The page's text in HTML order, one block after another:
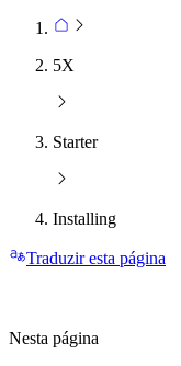
5X
Starter
Installing
Traduzir esta página
Nesta página